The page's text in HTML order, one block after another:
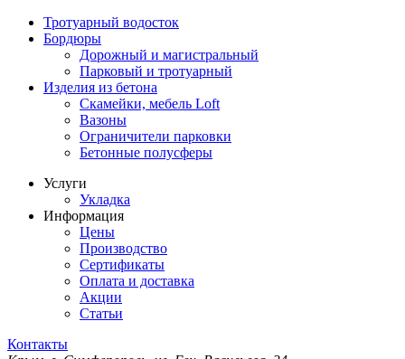
Тротуарный водосток
Бордюры
Дорожный и магистральный
Парковый и тротуарный
Изделия из бетона
Скамейки, мебель Loft
Вазоны
Ограничители парковки
Бетонные полусферы
Услуги
Укладка
Информация
Цены
Производство
Сертификаты
Оплата и доставка
Акции
Статьи
Контакты